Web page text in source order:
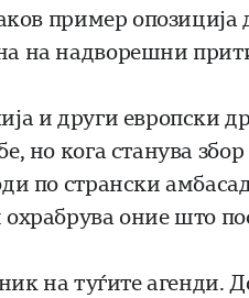
пример опозиција
на надворешни
и други европски
но кога станува
по странски
оние што
на туѓите агенди.